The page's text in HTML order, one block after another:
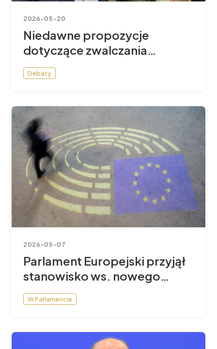
2026-05-20
Niedawne propozycje
dotyczące zwalczania
ubóstwa w UE
Debaty
2026-05-07
Parlament Europejski przyjął
stanowisko ws. nowego
budżetu UE po 2027 roku
W Parlamencie